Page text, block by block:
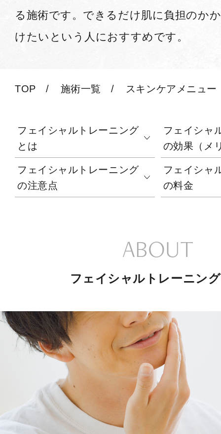
る施術です。できるだけ肌に負担のか
けたいという人におすすめです。
TOP 施術一覧 スキンケアメニュー
フェイシャルトレーニング
とは
フェイシャ
の効果（メ
フェイシャルトレーニング
の注意点
フェイシャ
の料金
フェイシャルトレーニン
ABOUT